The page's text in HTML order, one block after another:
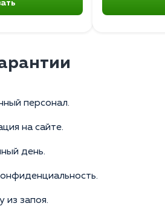
персонал.
на сайте.
день.
из запоя.